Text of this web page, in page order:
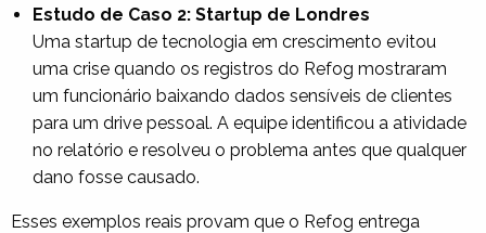
Estudo de Caso 2: Startup de Londres
Uma startup de tecnologia em crescimento evitou
uma crise quando os registros do Refog mostraram
um funcionário baixando dados sensíveis de clientes
para um drive pessoal. A equipe identificou a atividade
no relatório e resolveu o problema antes que qualquer
dano fosse causado.
Esses exemplos reais provam que o Refog entrega